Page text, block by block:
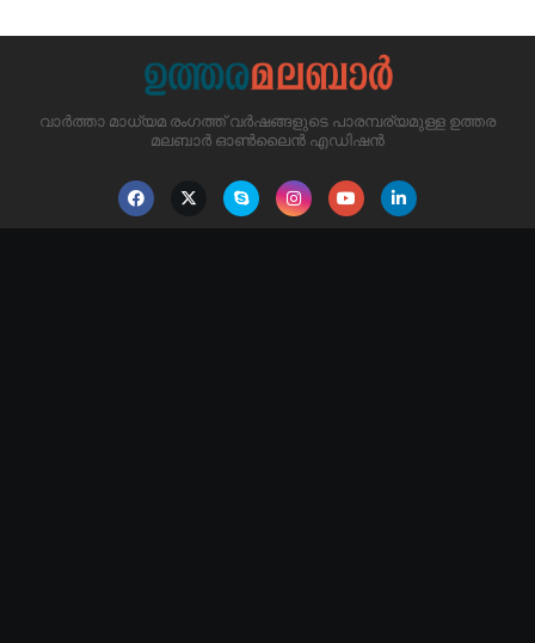
വാർത്താ മാധ്യമ രംഗത്ത് വർഷങ്ങളുടെ പാരമ്പര്യമുള്ള ഉത്തര
മലബാർ ഓൺലൈൻ എഡിഷൻ